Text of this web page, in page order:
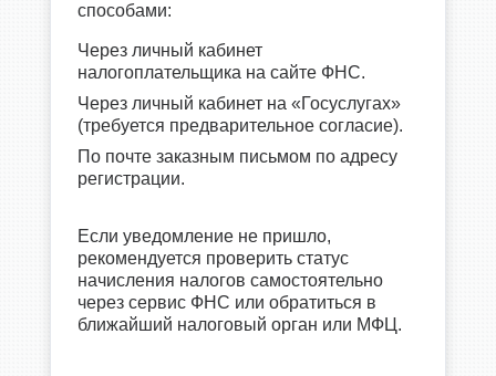
способами:
Через личный кабинет
налогоплательщика на сайте ФНС.
Через личный кабинет на «Госуслугах»
(требуется предварительное согласие).
По почте заказным письмом по адресу
регистрации.
Если уведомление не пришло,
рекомендуется проверить статус
начисления налогов самостоятельно
через сервис ФНС или обратиться в
ближайший налоговый орган или МФЦ.